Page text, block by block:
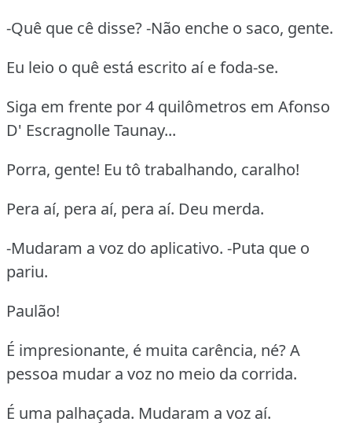
-Quê que cê disse? -Não enche o saco, gente.
Eu leio o quê está escrito aí e foda-se.
Siga em frente por 4 quilômetros em Afonso
D' Escragnolle Taunay...
Porra, gente! Eu tô trabalhando, caralho!
Pera aí, pera aí, pera aí. Deu merda.
-Mudaram a voz do aplicativo. -Puta que o
pariu.
Paulão!
É impresionante, é muita carência, né? A
pessoa mudar a voz no meio da corrida.
É uma palhaçada. Mudaram a voz aí.